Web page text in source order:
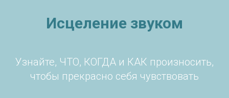
Исцеление звуком
Узнайте, ЧТО, КОГДА и КАК произносить,
чтобы прекрасно себя чувствовать